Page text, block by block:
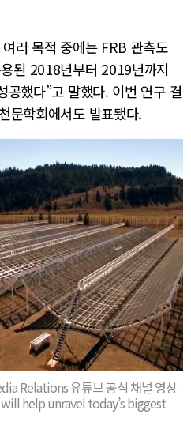
러 목적 중에는 FRB 관측도
된 2018년부터 2019년까지
했다”고 말했다. 이번 연구 결
문학회에서도 발표됐다.
Relations 유튜브 공식 채널 영상
help unravel today’s biggest